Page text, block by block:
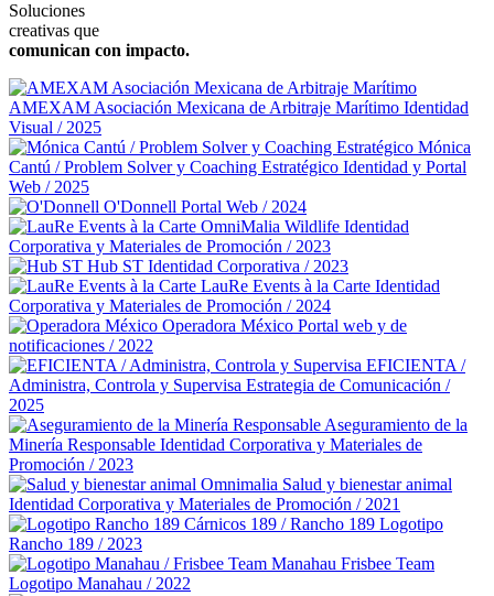
Soluciones
creativas que
comunican con impacto.
AMEXAM Asociación Mexicana de Arbitraje Marítimo Identidad
Visual / 2025
Mónica
Cantú / Problem Solver y Coaching Estratégico Identidad y Portal
Web / 2025
O'Donnell Portal Web / 2024
OmniMalia Wildlife Identidad
Corporativa y Materiales de Promoción / 2023
Hub ST Identidad Corporativa / 2023
LauRe Events à la Carte Identidad
Corporativa y Materiales de Promoción / 2024
Operadora México Portal web y de
notificaciones / 2022
EFICIENTA /
Administra, Controla y Supervisa Estrategia de Comunicación /
2025
Aseguramiento de la
Minería Responsable Identidad Corporativa y Materiales de
Promoción / 2023
Omnimalia Salud y bienestar animal
Identidad Corporativa y Materiales de Promoción / 2021
Cárnicos 189 / Rancho 189 Logotipo
Rancho 189 / 2023
Manahau Frisbee Team
Logotipo Manahau / 2022